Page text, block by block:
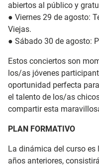
abiertos al público y
● Viernes 29 de agosto:
Viejas.
● Sábado 30 de agosto:
Estos conciertos son
los/as jóvenes
oportunidad perfecta
el talento de los/as
compartir esta
PLAN FORMATIVO
La dinámica del curso
años anteriores,